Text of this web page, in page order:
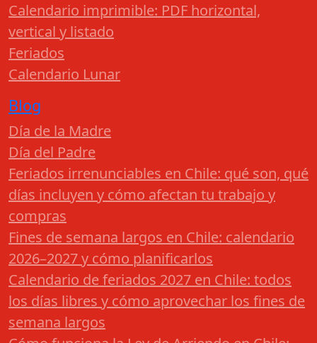
Calendario imprimible: PDF horizontal,
vertical y listado
Feriados
Calendario Lunar
Blog
Día de la Madre
Día del Padre
Feriados irrenunciables en Chile: qué son, qué
días incluyen y cómo afectan tu trabajo y
compras
Fines de semana largos en Chile: calendario
2026–2027 y cómo planificarlos
Calendario de feriados 2027 en Chile: todos
los días libres y cómo aprovechar los fines de
semana largos